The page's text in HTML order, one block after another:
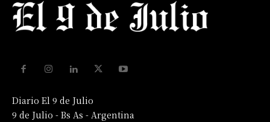
Diario El 9 de Julio
9 de Julio - Bs As - Argentina